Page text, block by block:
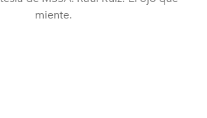
miente.